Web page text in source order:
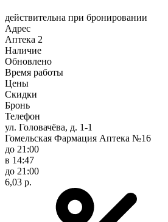
действительна при бронировании
Адрес
Аптека 2
Наличие
Обновлено
Время работы
Цены
Скидки
Бронь
Телефон
ул. Головачёва, д. 1-1
Гомельская Фармация Аптека №16
до 21:00
в 14:47
до 21:00
6,03 р.